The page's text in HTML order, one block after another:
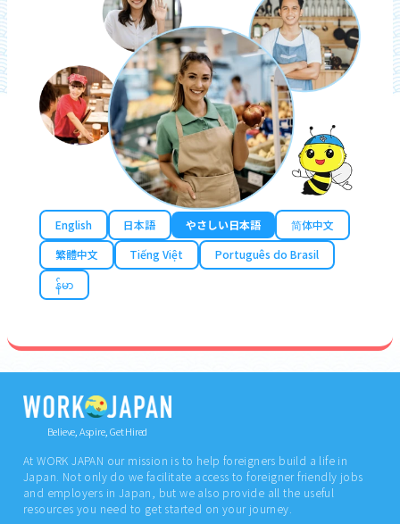
English 日本語 やさしい日本語
简体中文
繁體中文
Tiếng Việt
Português do Brasil
န်မာ
Believe, Aspire, Get Hired
At WORK JAPAN our mission is to help foreigners build a life in
Japan. Not only do we facilitate access to foreigner friendly jobs
and employers in Japan, but we also provide all the useful
resources you need to get started on your journey.